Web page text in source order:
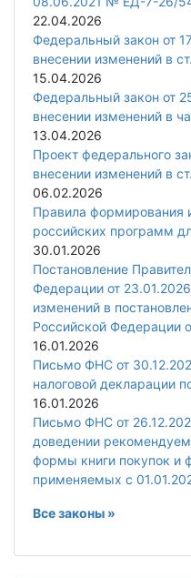
22.04.2026
Федеральный закон от
внесении изменений в
15.04.2026
Федеральный закон от
внесении изменений в
13.04.2026
Проект федерального
внесении изменений в
06.02.2026
Правила формирования
российских программ
30.01.2026
Постановление
Федерации от
изменений в
Российской Федерации
16.01.2026
Письмо ФНС от
налоговой декларации
16.01.2026
Письмо ФНС от
доведении
формы книги покупок и
применяемых с
Все законы »